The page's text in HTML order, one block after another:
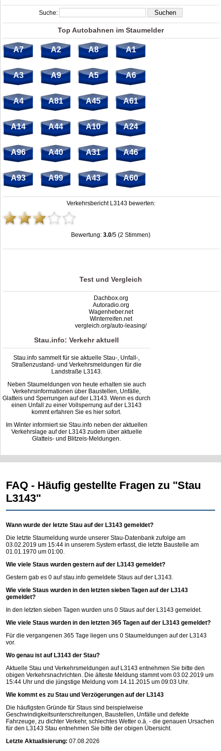
Suche:
Top Autobahnen im Staumelder
A7 A2 A8 A1
A3 A9 A5 A6
A4 A81 A45 A61
A14 A44 A10 A24
A96 A40 A31 A46
A93 A99 A43 A60
Verkehrsbericht L3143 bewerten:
Bewertung:3.0/5 (2 Stimmen)
Stau L3143: Unfälle, Sperrung & Baustellen | Staumelder L3143 ,3.0out of5
Test und Vergleich
Dachbox.org
Autoradio.org
Wagenheber.net
Winterreifen.net
vergleich.org/auto-leasing/
Stau.info: Verkehr aktuell
Stau.info sammelt für sie aktuelle Stau-, Unfall-,
Straßenzustand- und Verkehrsmeldungen für die
Landstraße L3143.
Neben Staumeldungen von heute erhalten sie auch
Verkehrsinformationen über Baustellen, Unfälle,
Glatteis und Sperrungen auf der L3143. Wenn es durch
einen Unfall zu einer Vollsperrung auf der L3143
kommt erfahren Sie es hier sofort.
Im Winter informiert sie Stau.info neben der aktuellen
Verkehrslage auf der L3143 zudem über aktuelle
Glatteis- und Blitzeis-Meldungen.
FAQ - Häufig gestellte Fragen zu "Stau
L3143"
Wann wurde der letzte Stau auf der L3143 gemeldet?
Die letzte Staumeldung wurde unserer Stau-Datenbank zufolge am
03.02.2019 um 15:44 in unserem System erfasst, die letzte Baustelle am
01.01.1970 um 01:00.
Wie viele Staus wurden gestern auf der L3143 gemeldet?
Gestern gab es 0 aufstau.info gemeldete Staus auf der L3143.
Wie viele Staus wurden in den letzten sieben Tagen auf der L3143
gemeldet?
In den letzten sieben Tagen wurden uns 0 Staus auf der L3143 gemeldet.
Wie viele Staus wurden in den letzten 365 Tagen auf der L3143 gemeldet?
Für die vergangenen 365 Tage liegen uns 0 Staumeldungen auf der L3143
vor.
Wo genau ist auf L3143 der Stau?
Aktuelle Stau und Verkehrsmeldungen auf L3143 entnehmen Sie bitte den
obigen Verkehrsnachrichten. Die älteste Meldung stammt vom 03.02.2019 um
15:44 Uhr und die jüngstige Meldung vom 14.11.2015 um 09:03 Uhr.
Wie kommt es zu Stau und Verzögerungen auf der L3143
Die häufigsten Gründe für Staus sind beispielweise
Geschwindigkeitsunterschreitungen, Baustellen, Unfälle und defekte
Fahrzeuge, zu dichter Verkehr, schlechtes Wetter o.ä. - die genauen Ursachen
für den L3143 Stau entnehmen Sie bitte der obigen Übersicht.
Letzte Aktualisierung: 07.08.2026